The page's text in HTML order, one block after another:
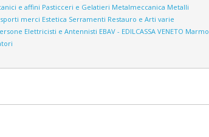
e affini Pasticceri e Gelatieri Metalmeccanica Metalli
merci Estetica Serramenti Restauro e Arti varie
Elettricisti e Antennisti EBAV - EDILCASSA VENETO Marmo